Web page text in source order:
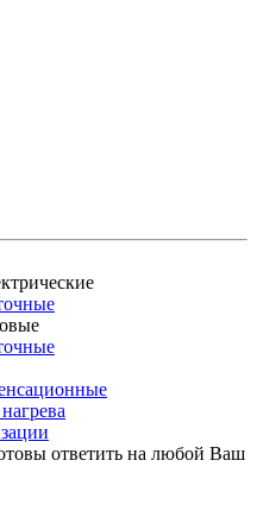
ответить на любой Ваш